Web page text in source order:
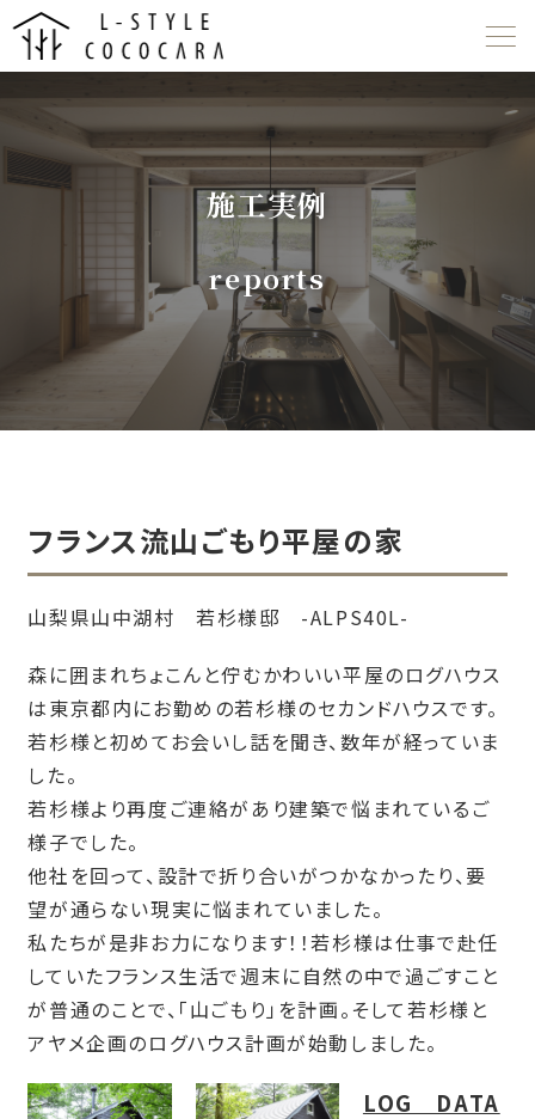
ABOUT US
LINE UP
EVENT
NEWS
施工実例
reports
フランス流山ごもり平屋の家
山梨県山中湖村 若杉様邸 -ALPS40L-
森に囲まれちょこんと佇むかわいい平屋のログハウス
は東京都内にお勤めの若杉様のセカンドハウスです。
若杉様と初めてお会いし話を聞き、数年が経っていま
した。
若杉様より再度ご連絡があり建築で悩まれているご
様子でした。
他社を回って、設計で折り合いがつかなかったり、要
望が通らない現実に悩まれていました。
私たちが是非お力になります！！若杉様は仕事で赴任
していたフランス生活で週末に自然の中で過ごすこと
が普通のことで、「山ごもり」を計画。そして若杉様と
アヤメ企画のログハウス計画が始動しました。
LOG DATA